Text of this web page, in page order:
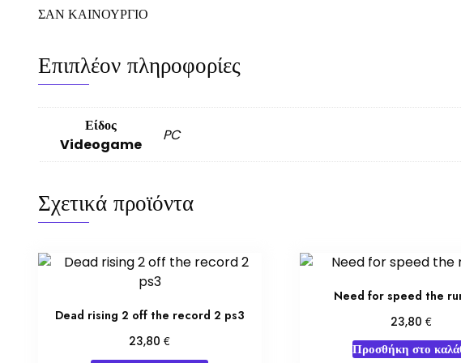
ΣΑΝ ΚΑΙΝΟΥΡΓΙΟ
Επιπλέον πληροφορίες
Είδος
Videogame
PC
Σχετικά προϊόντα
Dead rising 2 off the record 2 ps3
23,80€
Need for speed the
23,80€
Προσθήκη στο